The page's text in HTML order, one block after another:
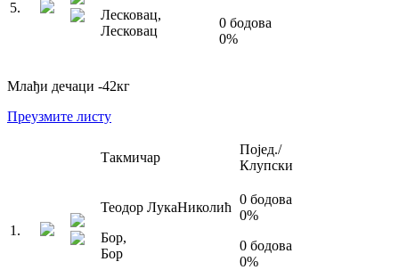
5.
Лесковац,
Лесковац
0 бодова
0%
Млађи дечаци -42кг
Преузмите листу
Такмичар
Појед./
Клупски
1 .
Теодор ЛукаНиколић
Бор,
Бор
0 бодова
0%
0 бодова
0%